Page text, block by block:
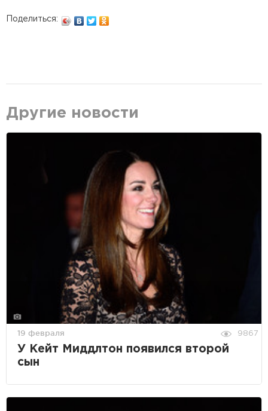
Поделиться:
Другие новости
19 февраля 9867
У Кейт Миддлтон появился второй
сын